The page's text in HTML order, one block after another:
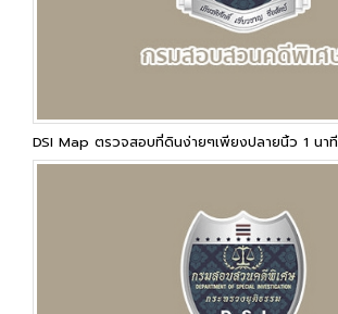
DSI Map ตรวจสอบที่ดินง่ายๆเพียงปลายนิ้ว 1 นาที